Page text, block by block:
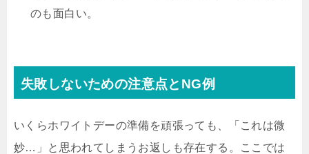
のも面白い。
失敗しないための注意点とNG例
いくらホワイトデーの準備を頑張っても、「これは微
妙…」と思われてしまうお返しも存在する。ここでは